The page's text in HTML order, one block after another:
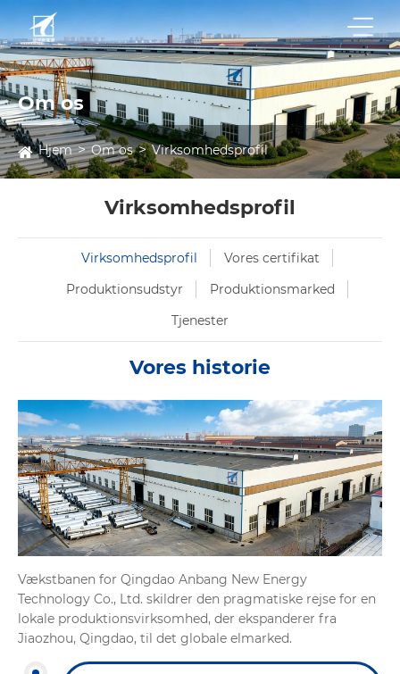
Om os
Hjem Om os Virksomhedsprofil
Virksomhedsprofil
Virksomhedsprofil
Vores certifikat
Produktionsudstyr
Produktionsmarked
Tjenester
Vores historie
Vækstbanen for Qingdao Anbang New Energy
Technology Co., Ltd. skildrer den pragmatiske rejse for en
lokale produktionsvirksomhed, der ekspanderer fra
Jiaozhou, Qingdao, til det globale elmarked.